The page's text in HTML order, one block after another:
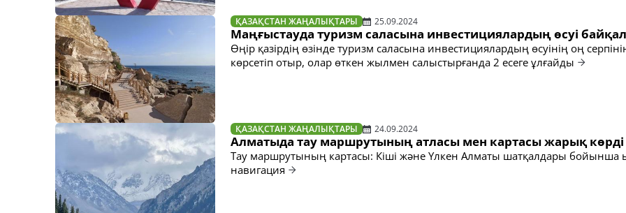
ҚАЗАҚСТАН ЖАҢАЛЫҚТАРЫ 25.09.2024
Маңғыстауда туризм саласына инвестициялардың өсуі
Өңір қазірдің өзінде туризм саласына инвестициялардың өсуінің оң
көрсетіп отыр, олар өткен жылмен салыстырғанда 2 есеге ұлғайды
ҚАЗАҚСТАН ЖАҢАЛЫҚТАРЫ 24.09.2024
Алматыда тау маршрутының атласы мен картасы жарық көрді
Тау маршрутының картасы: Кіші және Үлкен Алматы шатқалдары бойынша
навигация